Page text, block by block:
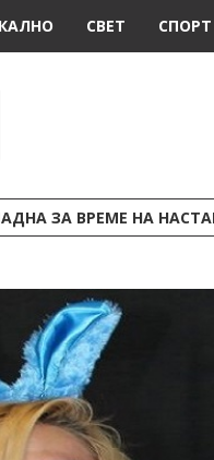
СВЕТ СПОРТ
ЗА ВРЕМЕ НА